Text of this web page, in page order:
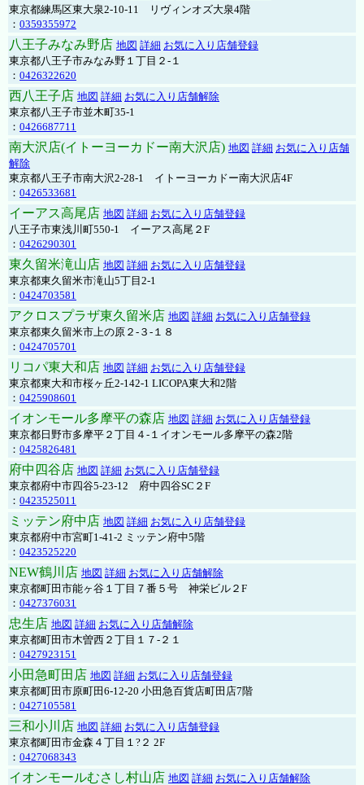
東京都練馬区東大泉2-10-11 リヴィンオズ大泉4階
： 0359355972
八王子みなみ野店 地図 詳細 お気に入り店舗登録
東京都八王子市みなみ野１丁目２-１
： 0426322620
西八王子店 地図 詳細 お気に入り店舗解除
東京都八王子市並木町35-1
： 0426687711
南大沢店(イトーヨーカドー南大沢店) 地図 詳細 お気に入り店舗
解除
東京都八王子市南大沢2-28-1 イトーヨーカドー南大沢店4F
： 0426533681
イーアス高尾店 地図 詳細 お気に入り店舗登録
八王子市東浅川町550-1 イーアス高尾２F
： 0426290301
東久留米滝山店 地図 詳細 お気に入り店舗登録
東京都東久留米市滝山5丁目2-1
： 0424703581
アクロスプラザ東久留米店 地図 詳細 お気に入り店舗登録
東京都東久留米市上の原２-３-１８
： 0424705701
リコパ東大和店 地図 詳細 お気に入り店舗登録
東京都東大和市桜ヶ丘2-142-1 LICOPA東大和2階
： 0425908601
イオンモール多摩平の森店 地図 詳細 お気に入り店舗登録
東京都日野市多摩平２丁目４-１イオンモール多摩平の森2階
： 0425826481
府中四谷店 地図 詳細 お気に入り店舗登録
東京都府中市四谷5-23-12 府中四谷SC２F
： 0423525011
ミッテン府中店 地図 詳細 お気に入り店舗登録
東京都府中市宮町1-41-2 ミッテン府中5階
： 0423525220
NEW鶴川店 地図 詳細 お気に入り店舗解除
東京都町田市能ヶ谷１丁目７番５号 神栄ビル２F
： 0427376031
忠生店 地図 詳細 お気に入り店舗解除
東京都町田市木曽西２丁目１７-２１
： 0427923151
小田急町田店 地図 詳細 お気に入り店舗登録
東京都町田市原町田6-12-20 小田急百貨店町田店7階
： 0427105581
三和小川店 地図 詳細 お気に入り店舗登録
東京都町田市金森４丁目１?２ 2F
： 0427068343
イオンモールむさし村山店 地図 詳細 お気に入り店舗解除